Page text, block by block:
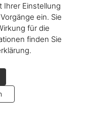
Ihrer Einstellung
ein. Sie
für die
finden Sie